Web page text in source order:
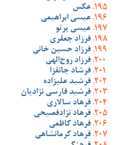
عکس
عیسی ابراهیمی
عیسی پرتو
فرزاد جعفری
فرزاد حسین خانی
فرزاد روح‌الهی
فرشاد جانفزا
فرشید علیزاده
فرشید فارسی نژادیان
فرهاد سالاری
فرهاد نژادفصیحی
فرهاد کاظمی
فرهاد کرمانشاهی